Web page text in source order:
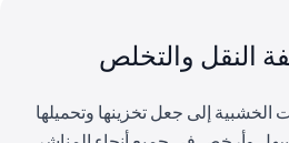
النقل والتخلص
الخشبية إلى جعل تخزينها وتحميلها